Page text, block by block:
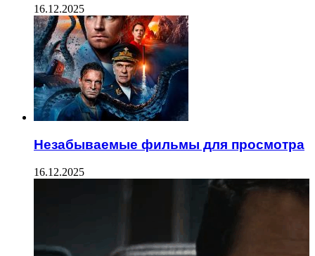
16.12.2025
Незабываемые фильмы для просмотра
16.12.2025